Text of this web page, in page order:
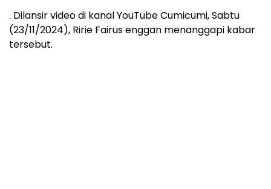
. Dilansir video di kanal YouTube Cumicumi, Sabtu
(23/11/2024), Ririe Fairus enggan menanggapi kabar
tersebut.